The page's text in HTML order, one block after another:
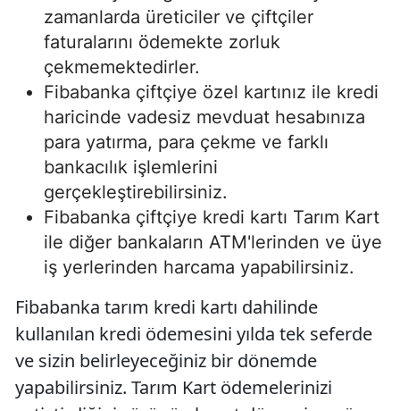
zamanlarda üreticiler ve çiftçiler
faturalarını ödemekte zorluk
çekmemektedirler.
Fibabanka çiftçiye özel kartınız ile kredi
haricinde vadesiz mevduat hesabınıza
para yatırma, para çekme ve farklı
bankacılık işlemlerini
gerçekleştirebilirsiniz.
Fibabanka çiftçiye kredi kartı Tarım Kart
ile diğer bankaların ATM'lerinden ve üye
iş yerlerinden harcama yapabilirsiniz.
Fibabanka tarım kredi kartı dahilinde
kullanılan kredi ödemesini yılda tek seferde
ve sizin belirleyeceğiniz bir dönemde
yapabilirsiniz. Tarım Kart ödemelerinizi